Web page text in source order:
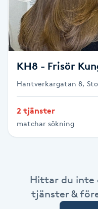
Gravidmassage
Gravidyoga
Gruppträning
Gua Sha-massage
Headspa
KH8 - Frisör
Hantverkargatan 8,
2 tjänster
matchar sökning
Hittar du inte
tjänster &